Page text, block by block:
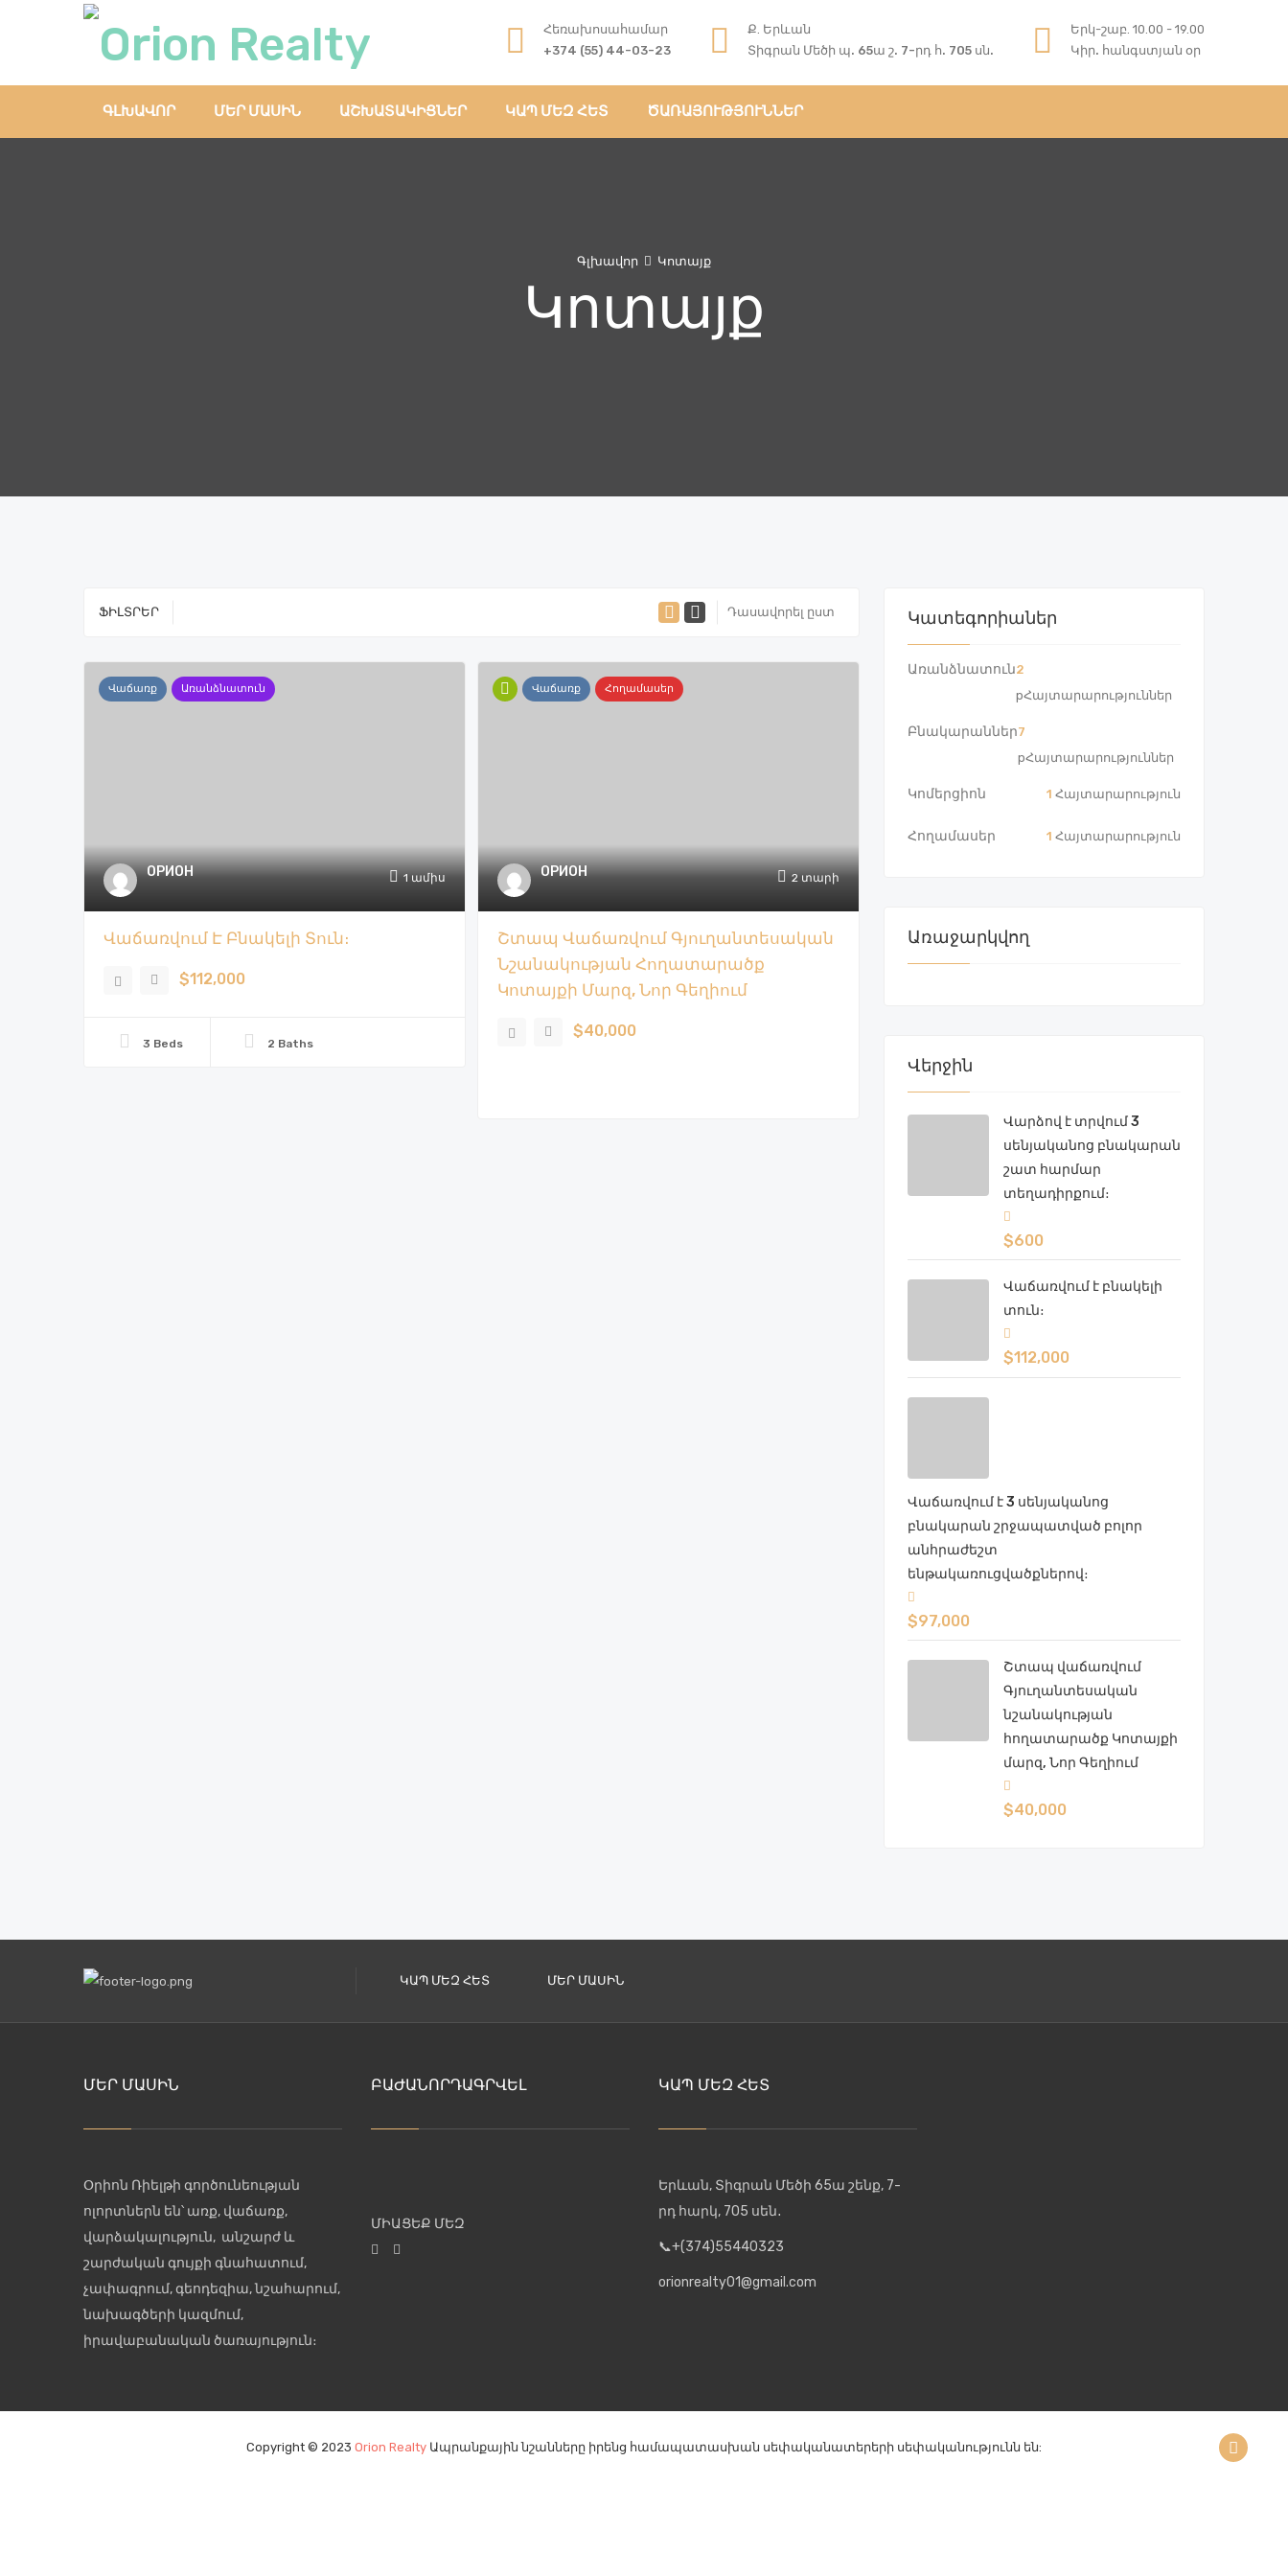
Հեռախոսահամար
+374 (55) 44-03-23
Ք. Երևան
Տիգրան Մեծի պ. 65ա շ. 7-րդ հ. 705 սն.
Երկ-շաբ. 10.00 - 19.00
Կիր. հանգստյան օր
ԳԼԽԱՎՈՐ ՄԵՐ ՄԱՍԻՆ ԱՇԽԱՏԱԿԻՑՆԵՐ ԿԱՊ ՄԵԶ ՀԵՏ ԾԱՌԱՅՈՒԹՅՈՒՆՆԵՐ
Գլխավոր Կոտայք
Կոտայք
ՖԻԼՏՐԵՐ Դասավորել ըստ
ОРИОН 1 ամիս
Վաճառք Առանձնատուն
Վաճառվում Է Բնակելի Տուն։
$112,000
3 Beds 2 Baths
ОРИОН 2 տարի
Վաճառք Հողամասեր
Շտապ Վաճառվում Գյուղանտեսական
Նշանակության Հողատարածք
Կոտայքի Մարզ, Նոր Գեղիում
$40,000
Կատեգորիաներ
Առանձնատուն2
pՀայտարարություններ
Բնակարաններ7
pՀայտարարություններ
Կոմերցիոն 1 Հայտարարություն
Հողամասեր 1 Հայտարարություն
Առաջարկվող
Վերջին
Վարձով է տրվում 3
սենյականոց բնակարան
շատ հարմար
տեղադիրքում։
$600
Վաճառվում է բնակելի
տուն։
$112,000
Վաճառվում է 3 սենյականոց
բնակարան շրջապատված բոլոր
անհրաժեշտ
ենթակառուցվածքներով։
$97,000
Շտապ վաճառվում
Գյուղանտեսական
նշանակության
հողատարածք Կոտայքի
մարզ, Նոր Գեղիում
$40,000
ԿԱՊ ՄԵԶ ՀԵՏ ՄԵՐ ՄԱՍԻՆ
ՄԵՐ ՄԱՍԻՆ
Օրիոն Ռիելթի գործունեության
ոլորտներն են՝ առք, վաճառք,
վարձակալություն, անշարժ և
շարժական գույքի գնահատում,
չափագրում, գեոդեզիա, նշահարում,
նախագծերի կազմում,
իրավաբանական ծառայություն։
ԲԱԺԱՆՈՐԴԱԳՐՎԵԼ
ՄԻԱՑԵՔ ՄԵԶ
ԿԱՊ ՄԵԶ ՀԵՏ
Երևան, Տիգրան Մեծի 65ա շենք, 7-
րդ հարկ, 705 սեն․
📞+(374)55440323
orionrealty01@gmail.com
Copyright © 2023 Orion Realty Ապրանքային նշանները իրենց համապատասխան սեփականատերերի սեփականությունն են: